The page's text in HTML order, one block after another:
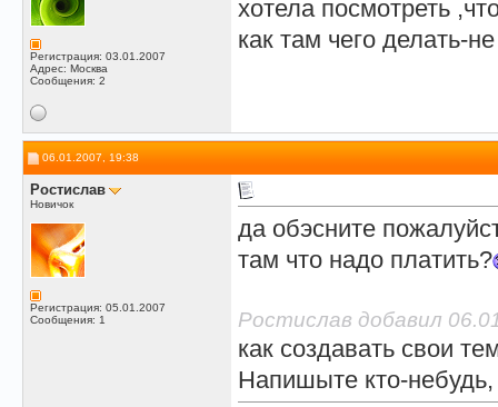
Регистрация: 03.01.2007
Адрес: Москва
Сообщения: 2
хотела посмотреть
как там чего делать-
06.01.2007, 19:38
Ростислав
Новичок
Регистрация: 05.01.2007
Сообщения: 1
да обэсните
там что надо платить?
Ростислав добавил
как создавать свои
Напишыте кто-